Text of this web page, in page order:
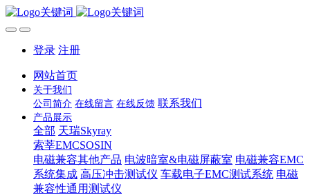
登录 注册
网站首页
关于我们
公司简介 在线留言 在线反馈 联系我们
产品展示
全部 天瑞Skyray
索莘EMCSOSIN
电磁兼容其他产品 电波暗室&电磁屏蔽室 电磁兼容EMC
系统集成 高压冲击测试仪 车载电子EMC测试系统 电磁
兼容性通用测试仪